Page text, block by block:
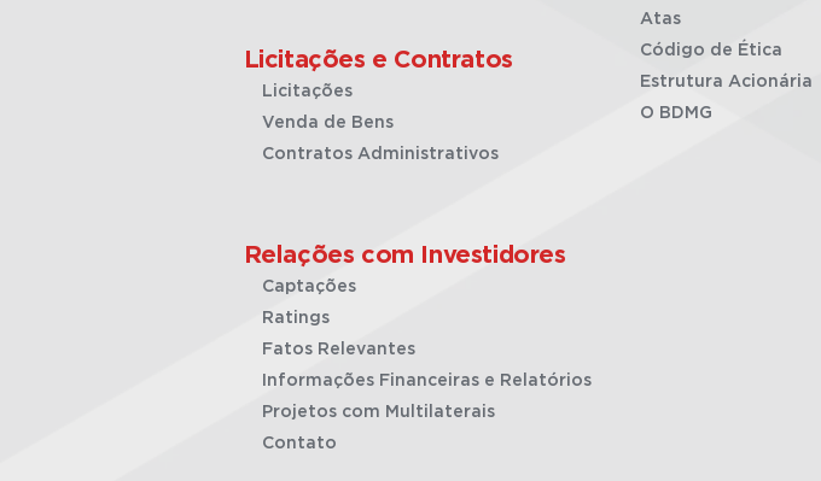
Licitações e Contratos
Licitações
Venda de Bens
Contratos Administrativos
Relações com Investidores
Captações
Ratings
Fatos Relevantes
Informações Financeiras e Relatórios
Projetos com Multilaterais
Contato
Atas
Código de Ética
Estrutura Acionária
O BDMG